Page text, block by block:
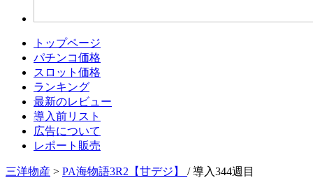
トップページ
パチンコ価格
スロット価格
ランキング
最新のレビュー
導入前リスト
広告について
レポート販売
三洋物産 > PA海物語3R2【甘デジ】 / 導入344週目